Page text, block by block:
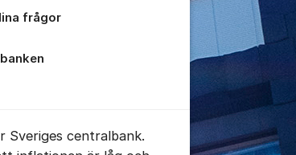
frågor
Sveriges centralbank.